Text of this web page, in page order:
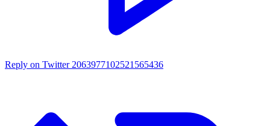
Reply on Twitter 2063977102521565436